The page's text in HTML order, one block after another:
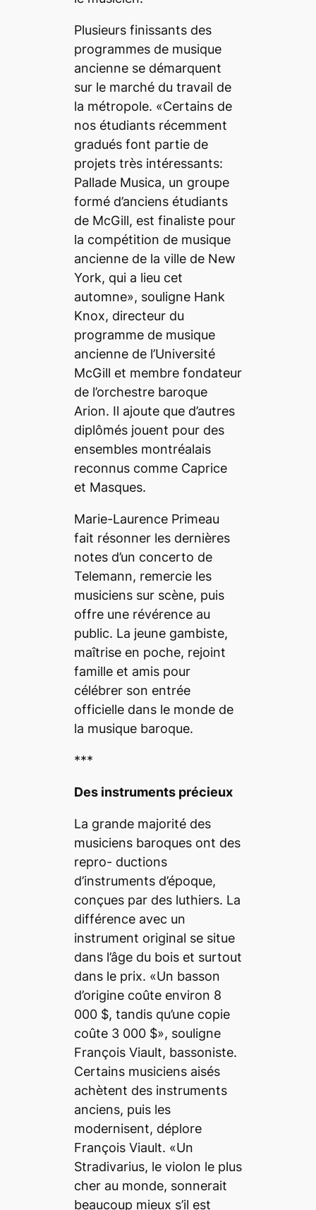
Plusieurs finissants des
programmes de musique
ancienne se démarquent
sur le marché du travail de
la métropole. «Certains de
nos étudiants récemment
gradués font partie de
projets très intéressants:
Pallade Musica, un groupe
formé d’anciens étudiants
de McGill, est finaliste pour
la compétition de musique
ancienne de la ville de New
York, qui a lieu cet
automne», souligne Hank
Knox, directeur du
programme de musique
ancienne de l’Université
McGill et membre fondateur
de l’orchestre baroque
Arion. Il ajoute que d’autres
diplômés jouent pour des
ensembles montréalais
reconnus comme Caprice
et Masques.
Marie-Laurence Primeau
fait résonner les dernières
notes d’un concerto de
Telemann, remercie les
musiciens sur scène, puis
offre une révérence au
public. La jeune gambiste,
maîtrise en poche, rejoint
famille et amis pour
célébrer son entrée
officielle dans le monde de
la musique baroque.
***
Des instruments précieux
La grande majorité des
musiciens baroques ont des
repro- ductions
d’instruments d’époque,
conçues par des luthiers. La
différence avec un
instrument original se situe
dans l’âge du bois et surtout
dans le prix. «Un basson
d’origine coûte environ 8
000 $, tandis qu’une copie
coûte 3 000 $», souligne
François Viault, bassoniste.
Certains musiciens aisés
achètent des instruments
anciens, puis les
modernisent, déplore
François Viault. «Un
Stradivarius, le violon le plus
cher au monde, sonnerait
beaucoup mieux s’il est